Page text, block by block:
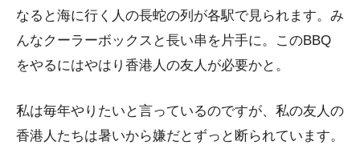
なると海に行く人の長蛇の列が各駅で見られます。み
んなクーラーボックスと長い串を片手に。このBBQ
をやるにはやはり香港人の友人が必要かと。
私は毎年やりたいと言っているのですが、私の友人の
香港人たちは暑いから嫌だとずっと断られています。